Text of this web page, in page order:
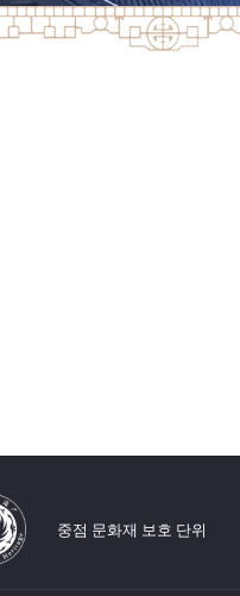
중점 문화재 보호 단위